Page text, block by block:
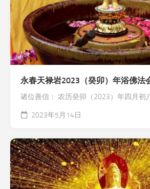
永春天禄岩2023（癸卯）年浴佛法
诸位善信： 农历癸卯（2023）年四月初
2023年5月14日